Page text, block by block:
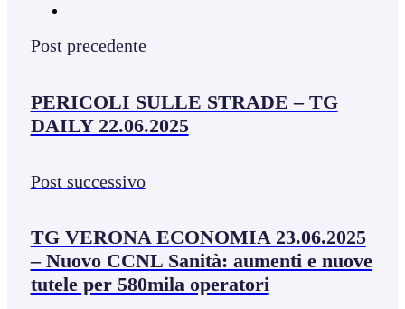
Post precedente
PERICOLI SULLE STRADE – TG
DAILY 22.06.2025
Post successivo
TG VERONA ECONOMIA 23.06.2025
– Nuovo CCNL Sanità: aumenti e nuove
tutele per 580mila operatori